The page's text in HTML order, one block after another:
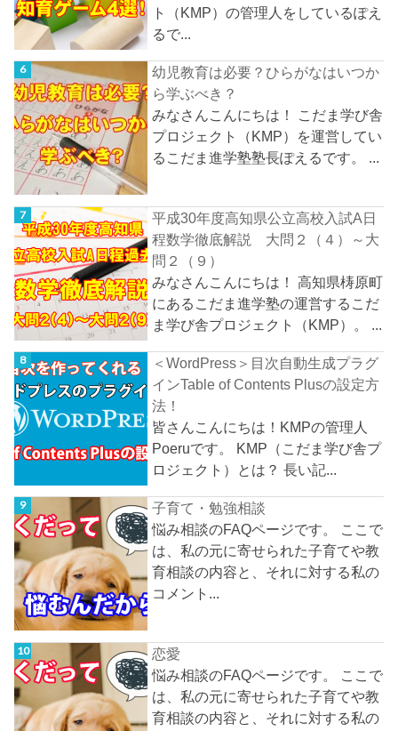
ト（KMP）の管理人をしているぽえ
るで...
幼児教育は必要？ひらがなはいつか
ら学ぶべき？
みなさんこんにちは！ こだま学び舎
プロジェクト（KMP）を運営してい
るこだま進学塾塾長ぽえるです。 ...
平成30年度高知県公立高校入試A日
程数学徹底解説 大問２（４）～大
問２（９）
みなさんこんにちは！ 高知県梼原町
にあるこだま進学塾の運営するこだ
ま学び舎プロジェクト（KMP）。 ...
＜WordPress＞目次自動生成プラグ
インTable of Contents Plusの設定方
法！
皆さんこんにちは！KMPの管理人
Poeruです。 KMP（こだま学び舎プ
ロジェクト）とは？ 長い記...
子育て・勉強相談
悩み相談のFAQページです。 ここで
は、私の元に寄せられた子育てや教
育相談の内容と、それに対する私の
コメント...
恋愛
悩み相談のFAQページです。 ここで
は、私の元に寄せられた子育てや教
育相談の内容と、それに対する私の